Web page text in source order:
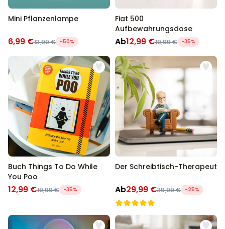
Mini Pflanzenlampe
6,99 €13,99 € -50%
Fiat 500
Aufbewahrungsdose
Ab12,99 €19,99 € -35%
Buch Things To Do While
You Poo
12,99 €19,99 € -35%
Der Schreibtisch-Therapeut
Ab29,99 €39,99 € -25%